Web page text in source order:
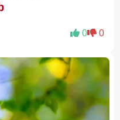
0 0